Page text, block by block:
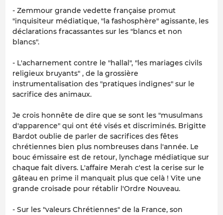
- Zemmour grande vedette française promut
"inquisiteur médiatique, "la fashosphère" agissante, les
déclarations fracassantes sur les "blancs et non
blancs".
- L'acharnement contre le "hallal", "les mariages civils
religieux bruyants" , de la grossière
instrumentalisation des "pratiques indignes" sur le
sacrifice des animaux.
Je crois honnête de dire que se sont les "musulmans
d'apparence" qui ont été visés et discriminés. Brigitte
Bardot oublie de parler de sacrifices des fêtes
chrétiennes bien plus nombreuses dans l'année. Le
bouc émissaire est de retour, lynchage médiatique sur
chaque fait divers. L'affaire Merah c'est la cerise sur le
gâteau en prime il manquait plus que celà ! Vite une
grande croisade pour rétablir l'Ordre Nouveau.
- Sur les "valeurs Chrétiennes" de la France, son